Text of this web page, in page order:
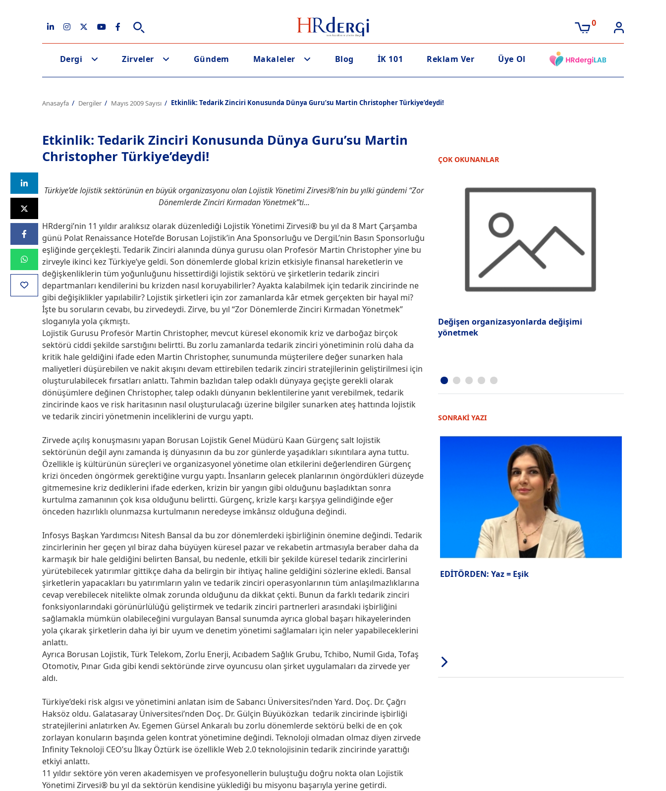
0
Dergi Zirveler Gündem Makaleler Blog İK 101 Reklam Ver Üye Ol
Anasayfa Dergiler Mayıs 2009 Sayısı Etkinlik: Tedarik Zinciri Konusunda Dünya Guru’su Martin Christopher Türkiye’deydi!
Etkinlik: Tedarik Zinciri Konusunda Dünya Guru’su Martin
Christopher Türkiye’deydi!
Türkiye’de lojistik sektörünün en büyük organizasyonu olan Lojistik Yönetimi Zirvesi®’nin bu yılki gündemi “Zor
Dönemlerde Zinciri Kırmadan Yönetmek”ti...
HRdergi’nin 11 yıldır aralıksız olarak düzenlediği Lojistik Yönetimi Zirvesi® bu yıl da 8 Mart Çarşamba
günü Polat Renaissance Hotel’de Borusan Lojistik’in Ana Sponsorluğu ve DergiL’nin Basın Sponsorluğu
eşliğinde gerçekleşti. Tedarik Zinciri alanında dünya gurusu olan Profesör Martin Christopher yine bu
zirveyle ikinci kez Türkiye’ye geldi. Son dönemlerde global krizin etkisiyle finansal hareketlerin ve
değişkenliklerin tüm yoğunluğunu hissettirdiği lojistik sektörü ve şirketlerin tedarik zinciri
departmanları kendilerini bu krizden nasıl koruyabilirler? Ayakta kalabilmek için tedarik zincirinde ne
gibi değişiklikler yapılabilir? Lojistik şirketleri için zor zamanlarda kâr etmek gerçekten bir hayal mi?
İşte bu soruların cevabı, bu zirvedeydi. Zirve, bu yıl “Zor Dönemlerde Zinciri Kırmadan Yönetmek”
sloganıyla yola çıkmıştı.
Lojistik Gurusu Profesör Martin Christopher, mevcut küresel ekonomik kriz ve darboğaz birçok
sektörü ciddi şekilde sarstığını belirtti. Bu zorlu zamanlarda tedarik zinciri yönetiminin rolü daha da
kritik hale geldiğini ifade eden Martin Christopher, sunumunda müşterilere değer sunarken hala
maliyetleri düşürebilen ve nakit akışını devam ettirebilen tedarik zinciri stratejilerinin geliştirilmesi için
oluşturulabilecek fırsatları anlattı. Tahmin bazlıdan talep odaklı dünyaya geçişte gerekli olarak
dönüşümlere değinen Christopher, talep odaklı dünyanın beklentilerine yanıt verebilmek, tedarik
zincirinde kaos ve risk haritasının nasıl oluşturulacağı üzerine bilgiler sunarken ateş hattında lojistik
ve tedarik zinciri yönetmenin inceliklerini de vurgu yaptı.
Zirvede açılış konuşmasını yapan Borusan Lojistik Genel Müdürü Kaan Gürgenç salt lojistik
sektörünün değil aynı zamanda iş dünyasının da bu zor günlerde yaşadıkları sıkıntılara ayna tuttu.
Özellikle iş kültürünün süreçleri ve organizasyonel yönetime olan etkilerini değerlendiren Gürgenç
krizi önceden öngörmek gerektiğine vurgu yaptı. İnsanların gelecek planlarının öngördükleri düzeyde
gitmemesine kriz dediklerini ifade ederken, krizin bir yangın gibi olduğunu başladıktan sonra
kurtulma zamanının çok kısa olduğunu belirtti. Gürgenç, krizle karşı karşıya gelindiğinde eğer
önceden hazırlıklı olunmazsa kurtulmanın neredeyse imkânsız olduğuna değindi.
Infosys Başkan Yardımcısı Nitesh Bansal da bu zor dönemlerdeki işbirliğinin önemine değindi. Tedarik
zincirlerinin her geçen yıl biraz daha büyüyen küresel pazar ve rekabetin artmasıyla beraber daha da
karmaşık bir hale geldiğini belirten Bansal, bu nedenle, etkili bir şekilde küresel tedarik zincirlerini
yürütebilecek yatırımlar gittikçe daha da belirgin bir ihtiyaç haline geldiğini sözlerine ekledi. Bansal
şirketlerin yapacakları bu yatırımların yalın ve tedarik zinciri operasyonlarının tüm anlaşılmazlıklarına
cevap verebilecek nitelikte olmak zorunda olduğunu da dikkat çekti. Bunun da farklı tedarik zinciri
fonksiyonlarındaki görünürlülüğü geliştirmek ve tedarik zinciri partnerleri arasındaki işbirliğini
sağlamakla mümkün olabileceğini vurgulayan Bansal sunumda ayrıca global başarı hikayelerinden
yola çıkarak şirketlerin daha iyi bir uyum ve denetim yönetimi sağlamaları için neler yapabileceklerini
anlattı.
Ayrıca Borusan Lojistik, Türk Telekom, Zorlu Enerji, Acıbadem Sağlık Grubu, Tchibo, Numil Gıda, Tofaş
Otomotiv, Pınar Gıda gibi kendi sektöründe zirve oyuncusu olan şirket uygulamaları da zirvede yer
aldı.
Türkiye’deki risk algısı ve yönetimini anlatan isim de Sabancı Üniversitesi’nden Yard. Doç. Dr. Çağrı
Haksöz oldu. Galatasaray Üniversitesi’nden Doç. Dr. Gülçin Büyüközkan tedarik zincirinde işbirliği
stratejilerini anlatırken Av. Egemen Gürsel Ankaralı bu zorlu dönemlerde sektörü belki de en çok
zorlayan konuların başında gelen kontrat yönetimine değindi. Teknoloji olmadan olmaz diyen zirvede
Infinity Teknoloji CEO’su İlkay Öztürk ise özellikle Web 2.0 teknolojisinin tedarik zincirinde yarattığı
etkiyi anlattı.
11 yıldır sektöre yön veren akademisyen ve profesyonellerin buluştuğu doğru nokta olan Lojistik
Yönetimi Zirvesi® bu yıl da sektörün kendisine yüklediği bu misyonu başarıyla yerine getirdi.
ÇOK OKUNANLAR
Değişen organizasyonlarda değişimi
yönetmek
SONRAKİ YAZI
EDİTÖRDEN: Yaz = Eşik